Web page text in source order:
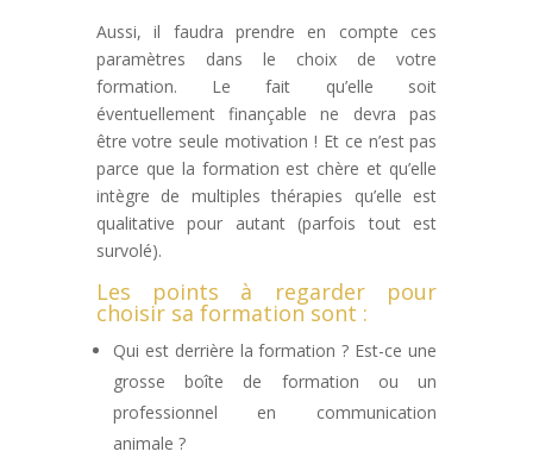
Aussi, il faudra prendre en compte ces
paramètres dans le choix de votre
formation. Le fait qu’elle soit
éventuellement finançable ne devra pas
être votre seule motivation ! Et ce n’est pas
parce que la formation est chère et qu’elle
intègre de multiples thérapies qu’elle est
qualitative pour autant (parfois tout est
survolé).
Les points à regarder pour
choisir sa formation sont :
Qui est derrière la formation ? Est-ce une
grosse boîte de formation ou un
professionnel en communication
animale ?